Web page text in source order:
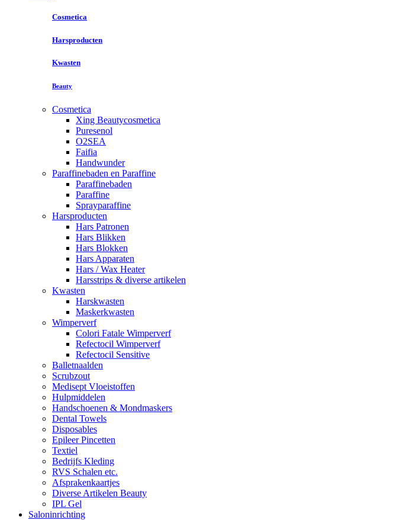
Cosmetica
Harsproducten
Kwasten
Beauty
Cosmetica
Xing Beautycosmetica
Puresenol
O2SEA
Faifia
Handwunder
Paraffinebaden en Paraffine
Paraffinebaden
Paraffine
Sprayparaffine
Harsproducten
Hars Patronen
Hars Blikken
Hars Blokken
Hars Apparaten
Hars / Wax Heater
Harsstrips & diverse artikelen
Kwasten
Harskwasten
Maskerkwasten
Wimperverf
Colori Fatale Wimperverf
Refectocil Wimperverf
Refectocil Sensitive
Balletnaalden
Scrubzout
Medisept Vloeistoffen
Hulpmiddelen
Handschoenen & Mondmaskers
Dental Towels
Disposables
Epileer Pincetten
Textiel
Bedrijfs Kleding
RVS Schalen etc.
Afsprakenkaartjes
Diverse Artikelen Beauty
IPL Gel
Saloninrichting